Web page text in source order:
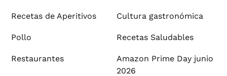
Recetas de Aperitivos Cultura gastronómica
Pollo Recetas Saludables
Restaurantes
Amazon Prime Day junio
2026